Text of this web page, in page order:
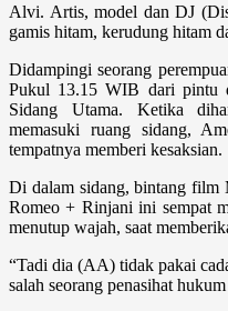
Alvi. Artis, model dan DJ
gamis hi­tam, kerudung hitam
Didampingi seorang
Pukul 13.15 WIB dari pintu
Sidang Utama. Ketika
memasuki ruang sidang,
tempatnya memberi kesaksian.
Di dalam sidang, bintang film
Romeo + Rinjani ini sempat
menutup wajah, saat
“Tadi dia (AA) tidak pakai
salah seorang penasihat